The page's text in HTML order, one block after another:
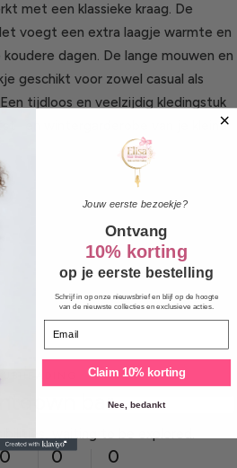
met een klassieke kraag. De
voegt een extra laagje warmte en
dagen. De lange mouwen en
geschikt voor zowel casual als
tijdloos en veelzijdig kledingstuk
en wintergarderobe van je kleine
bar
0 0
Jouw eerste bezoekje?
Ontvang
10% korting
op je eerste bestelling
Schrijf in op onze nieuwsbrief en blijf op de hoogte
van de nieuwste collecties en exclusieve acties.
Claim 10% korting
Nee, bedankt